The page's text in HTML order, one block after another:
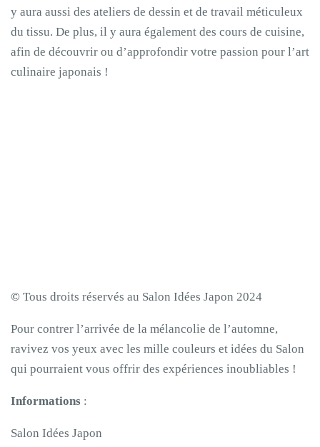
y aura aussi des ateliers de dessin et de travail méticuleux
du tissu. De plus, il y aura également des cours de cuisine,
afin de découvrir ou d’approfondir votre passion pour l’art
culinaire japonais !
© Tous droits réservés au Salon Idées Japon 2024
Pour contrer l’arrivée de la mélancolie de l’automne,
ravivez vos yeux avec les mille couleurs et idées du Salon
qui pourraient vous offrir des expériences inoubliables !
Informations :
Salon Idées Japon